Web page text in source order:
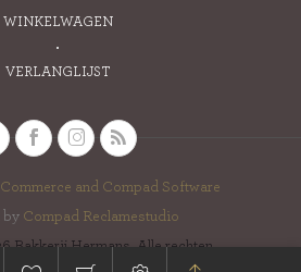
WINKELWAGEN
VERLANGLIJST
and Compad Software
by Compad Reclamestudio
Bakkerij Hermans. Alle rechten
voorbehouden.